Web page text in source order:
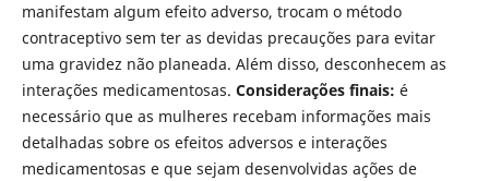
manifestam algum efeito adverso, trocam o método
contraceptivo sem ter as devidas precauções para evitar
uma gravidez não planeada. Além disso, desconhecem as
interações medicamentosas. Considerações finais: é
necessário que as mulheres recebam informações mais
detalhadas sobre os efeitos adversos e interações
medicamentosas e que sejam desenvolvidas ações de